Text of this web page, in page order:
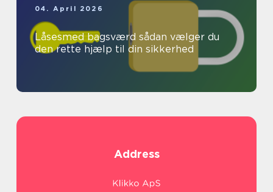
04. April 2026
Låsesmed bagsværd sådan vælger du
den rette hjælp til din sikkerhed
Address